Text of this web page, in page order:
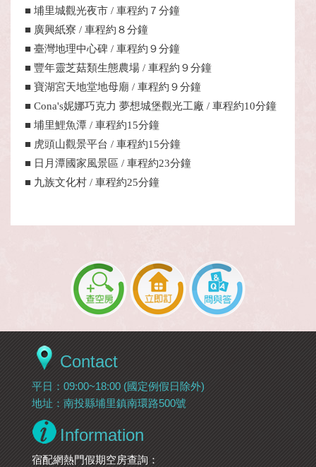
■ 埔里城觀光夜市 / 車程約７分鐘
​■ 廣興紙寮 / 車程約８分鐘
■ 臺灣地理中心碑 / 車程約９分鐘
■ 豐年靈芝菇類生態農場 / 車程約９分鐘
■ 寶湖宮天地堂地母廟 / 車程約９分鐘
​■ Cona's妮娜巧克力 夢想城堡觀光工廠 / 車程約10分鐘
■ 埔里鯉魚潭 / 車程約15分鐘
■ 虎頭山觀景平台 / 車程約15分鐘
■ 日月潭國家風景區 / 車程約23分鐘
■ 九族文化村 / 車程約25分鐘
Contact
平日：09:00~18:00 (國定例假日除外)
地址：南投縣埔里鎮南環路500號
Information
宿配網熱門假期空房查詢：